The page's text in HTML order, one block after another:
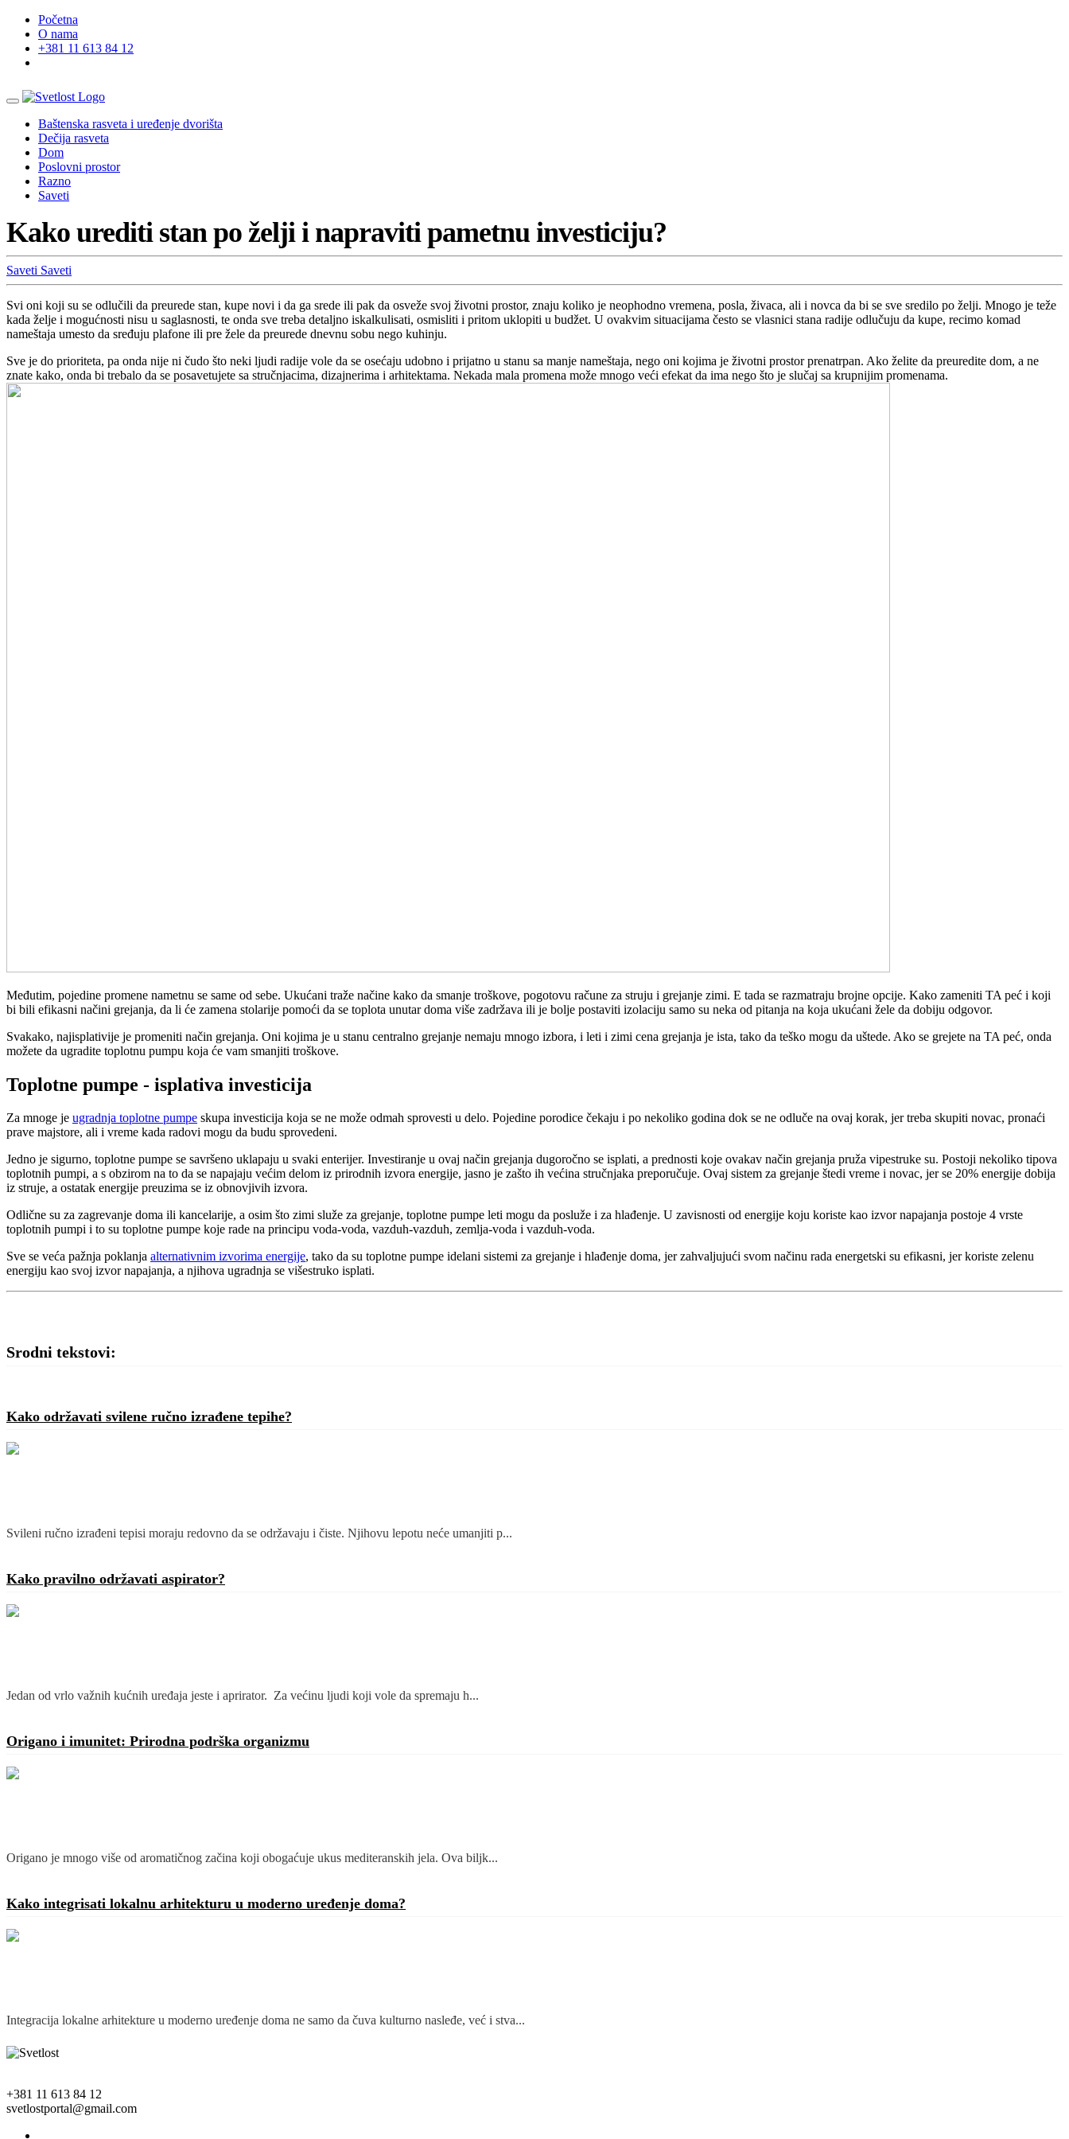
Početna
O nama
+381 11 613 84 12
Baštenska rasveta i uređenje dvorišta
Dečija rasveta
Dom
Poslovni prostor
Razno
Saveti
Kako urediti stan po želji i napraviti pametnu investiciju?
Saveti Saveti
Svi oni koji su se odlučili da preurede stan, kupe novi i da ga srede ili pak da osveže svoj životni prostor, znaju koliko je neophodno vremena, posla, živaca, ali i novca da bi se sve sredilo po želji. Mnogo je teže
kada želje i mogućnosti nisu u saglasnosti, te onda sve treba detaljno iskalkulisati, osmisliti i pritom uklopiti u budžet. U ovakvim situacijama često se vlasnici stana radije odlučuju da kupe, recimo komad
nameštaja umesto da sređuju plafone ili pre žele da preurede dnevnu sobu nego kuhinju.
Sve je do prioriteta, pa onda nije ni čudo što neki ljudi radije vole da se osećaju udobno i prijatno u stanu sa manje nameštaja, nego oni kojima je životni prostor prenatrpan. Ako želite da preuredite dom, a ne
znate kako, onda bi trebalo da se posavetujete sa stručnjacima, dizajnerima i arhitektama. Nekada mala promena može mnogo veći efekat da ima nego što je slučaj sa krupnijim promenama.
Međutim, pojedine promene nametnu se same od sebe. Ukućani traže načine kako da smanje troškove, pogotovu račune za struju i grejanje zimi. E tada se razmatraju brojne opcije. Kako zameniti TA peć i koji
bi bili efikasni načini grejanja, da li će zamena stolarije pomoći da se toplota unutar doma više zadržava ili je bolje postaviti izolaciju samo su neka od pitanja na koja ukućani žele da dobiju odgovor.
Svakako, najisplativije je promeniti način grejanja. Oni kojima je u stanu centralno grejanje nemaju mnogo izbora, i leti i zimi cena grejanja je ista, tako da teško mogu da uštede. Ako se grejete na TA peć, onda
možete da ugradite toplotnu pumpu koja će vam smanjiti troškove.
Toplotne pumpe - isplativa investicija
Za mnoge je ugradnja toplotne pumpe skupa investicija koja se ne može odmah sprovesti u delo. Pojedine porodice čekaju i po nekoliko godina dok se ne odluče na ovaj korak, jer treba skupiti novac, pronaći
prave majstore, ali i vreme kada radovi mogu da budu sprovedeni.
Jedno je sigurno, toplotne pumpe se savršeno uklapaju u svaki enterijer. Investiranje u ovaj način grejanja dugoročno se isplati, a prednosti koje ovakav način grejanja pruža vipestruke su. Postoji nekoliko tipova
toplotnih pumpi, a s obzirom na to da se napajaju većim delom iz prirodnih izvora energije, jasno je zašto ih većina stručnjaka preporučuje. Ovaj sistem za grejanje štedi vreme i novac, jer se 20% energije dobija
iz struje, a ostatak energije preuzima se iz obnovjivih izvora.
Odlične su za zagrevanje doma ili kancelarije, a osim što zimi služe za grejanje, toplotne pumpe leti mogu da posluže i za hlađenje. U zavisnosti od energije koju koriste kao izvor napajanja postoje 4 vrste
toplotnih pumpi i to su toplotne pumpe koje rade na principu voda-voda, vazduh-vazduh, zemlja-voda i vazduh-voda.
Sve se veća pažnja poklanja alternativnim izvorima energije, tako da su toplotne pumpe idelani sistemi za grejanje i hlađenje doma, jer zahvaljujući svom načinu rada energetski su efikasni, jer koriste zelenu
energiju kao svoj izvor napajanja, a njihova ugradnja se višestruko isplati.
Srodni tekstovi:
Kako održavati svilene ručno izrađene tepihe?
Svileni ručno izrađeni tepisi moraju redovno da se održavaju i čiste. Njihovu lepotu neće umanjiti p...
Kako pravilno održavati aspirator?
Jedan od vrlo važnih kućnih uređaja jeste i aprirator. Za većinu ljudi koji vole da spremaju h...
Origano i imunitet: Prirodna podrška organizmu
Origano je mnogo više od aromatičnog začina koji obogaćuje ukus mediteranskih jela. Ova biljk...
Kako integrisati lokalnu arhitekturu u moderno uređenje doma?
Integracija lokalne arhitekture u moderno uređenje doma ne samo da čuva kulturno nasleđe, već i stva...
+381 11 613 84 12
svetlostportal@gmail.com